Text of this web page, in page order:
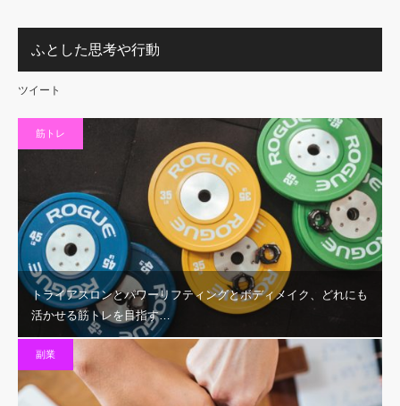
ふとした思考や行動
ツイート
筋トレ
トライアスロンとパワーリフティングとボディメイク、どれにも
活かせる筋トレを目指す…
副業